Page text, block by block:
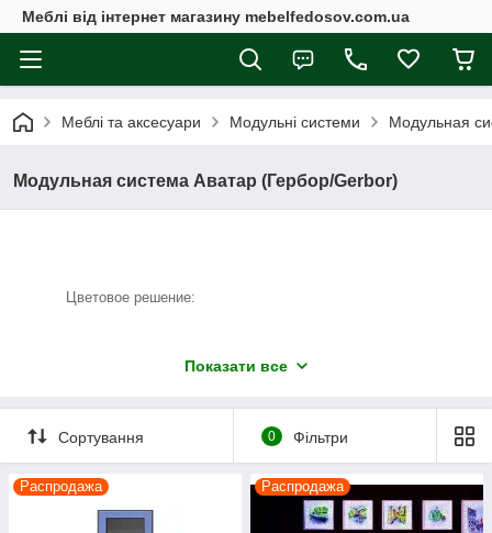
Меблі від інтернет магазину mebelfedosov.com.ua
Меблі та аксесуари Модульні системи Модульная
Модульная система Аватар (Гербор/Gerbor)
Цветовое решение:
венге
фасад:
белый с
венге
фасад:
венге
магия
фасад:
розовый
глянец
пепельны
фасад:
белый с
рисунком
Показати все
Сортування 0 Фільтри
Распродажа Распродажа